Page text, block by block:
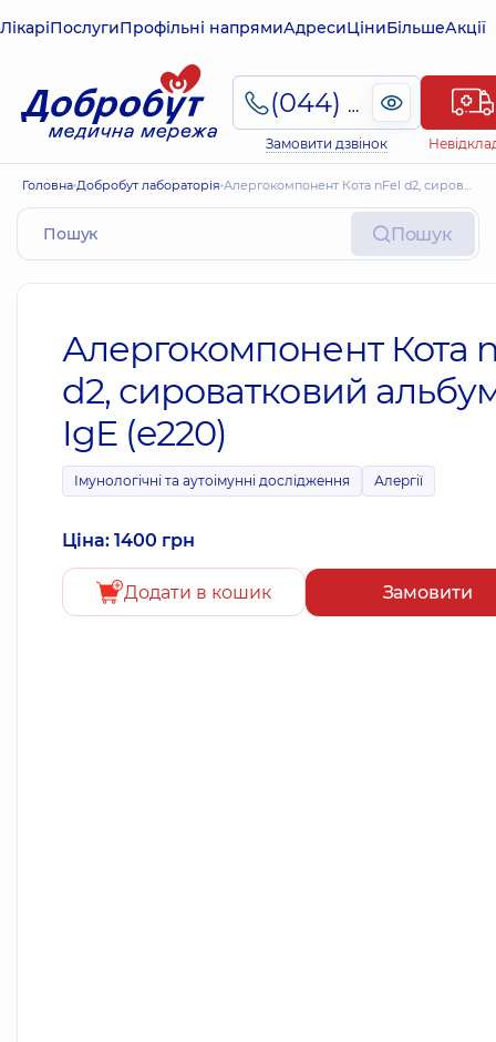
ЛікаріПослугиПрофільні напрямиАдресиЦіниБільшеАкції
(044) 495-2-888
Замовити дзвінок
Головна Добробут лабораторія Алергокомпонент Кота nFel d2, сироватковий альбумін, IgE (e220)
Пошук
Алергокомпонент Кота
d2, сироватковий
IgE (e220)
Імунологічні та аутоімунні дослідження Алергії
Ціна: 1400 грн
Додати в кошик Замовити